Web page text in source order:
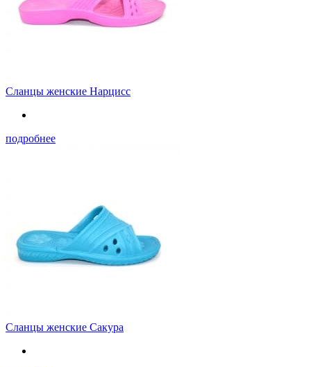
Сланцы женские Нарцисс
подробнее
Сланцы женские Сакура